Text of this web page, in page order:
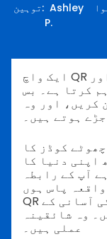
توہین: Ashley
P.
ایک واچ QR کوڈ سمارٹ واچ کو فون سے جلدی اور
کرتا ہے۔ بس
کریں، اور وہ
جڑے ہوتے ہیں۔
کوڈز کا
اپنی دنیا کا
آپ کے رابطہ
پاس ہوں،
QR کوڈز ورسٹائلٹی اور استعمال کی آسانی کے
وہ شائقینہ
عملی ہیں۔